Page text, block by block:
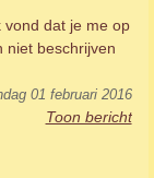
vond dat je me op
niet beschrijven
01 februari 2016
Toon bericht